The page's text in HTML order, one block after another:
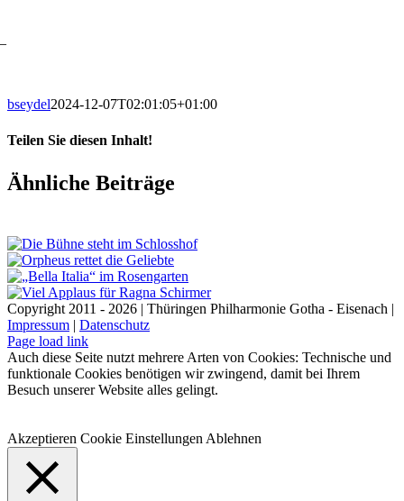
–
bseydel2024-12-07T02:01:05+01:00
Teilen Sie diesen Inhalt!
Facebook
X
LinkedIn
E-
Mail
Ähnliche Beiträge
Copyright 2011 - 2026 | Thüringen Philharmonie Gotha - Eisenach |
Impressum | Datenschutz
Facebook
Instagram
WhatsApp
YouTube
E-
Mail
Telefon
Page load link
Auch diese Seite nutzt mehrere Arten von Cookies: Technische und
funktionale Cookies benötigen wir zwingend, damit bei Ihrem
Besuch unserer Website alles gelingt.
Akzeptieren Cookie Einstellungen Ablehnen